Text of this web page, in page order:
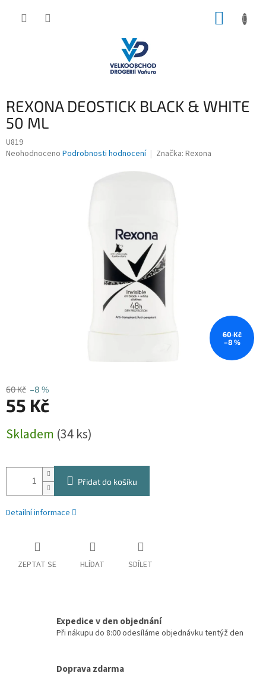
REXONA DEOSTICK BLACK & WHITE
50 ML
U819
Průměrné
Neohodnoceno Podrobnosti hodnocení Značka: Rexona
60 Kč
–8 %
60 Kč –8 %
55 Kč
cena:
Skladem (34 ks)
Přidat do košíku
Detailní informace
ZEPTAT SE HLÍDAT SDÍLET
Expedice v den objednání
Při nákupu do 8:00 odesíláme objednávku tentýž den
Doprava zdarma